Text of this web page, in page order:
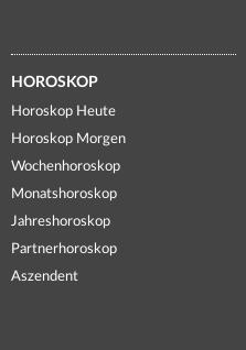
HOROSKOP
Horoskop Heute
Horoskop Morgen
Wochenhoroskop
Monatshoroskop
Jahreshoroskop
Partnerhoroskop
Aszendent